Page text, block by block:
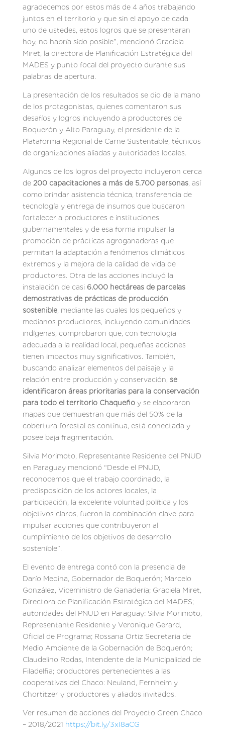
agradecemos por estos más de 4 años trabajando
juntos en el territorio y que sin el apoyo de cada
uno de ustedes, estos logros que se presentaran
hoy, no habría sido posible”, mencionó Graciela
Miret, la directora de Planificación Estratégica del
MADES y punto focal del proyecto durante sus
palabras de apertura.
La presentación de los resultados se dio de la mano
de los protagonistas, quienes comentaron sus
desafíos y logros incluyendo a productores de
Boquerón y Alto Paraguay, el presidente de la
Plataforma Regional de Carne Sustentable, técnicos
de organizaciones aliadas y autoridades locales.
Algunos de los logros del proyecto incluyeron cerca
de 200 capacitaciones a más de 5.700 personas, así
como brindar asistencia técnica, transferencia de
tecnología y entrega de insumos que buscaron
fortalecer a productores e instituciones
gubernamentales y de esa forma impulsar la
promoción de prácticas agroganaderas que
permitan la adaptación a fenómenos climáticos
extremos y la mejora de la calidad de vida de
productores. Otra de las acciones incluyó la
instalación de casi 6.000 hectáreas de parcelas
demostrativas de prácticas de producción
sostenible, mediante las cuales los pequeños y
medianos productores, incluyendo comunidades
indígenas, comprobaron que, con tecnología
adecuada a la realidad local, pequeñas acciones
tienen impactos muy significativos. También,
buscando analizar elementos del paisaje y la
relación entre producción y conservación, se
identificaron áreas prioritarias para la conservación
para todo el territorio Chaqueñoy se elaboraron
mapas que demuestran que más del 50% de la
cobertura forestal es continua, está conectada y
posee baja fragmentación.
Silvia Morimoto, Representante Residente del PNUD
en Paraguay mencionó “Desde el PNUD,
reconocemos que el trabajo coordinado, la
predisposición de los actores locales, la
participación, la excelente voluntad política y los
objetivos claros, fueron la combinación clave para
impulsar acciones que contribuyeron al
cumplimiento de los objetivos de desarrollo
sostenible”.
El evento de entrega contó con la presencia de
Darío Medina, Gobernador de Boquerón; Marcelo
González, Viceministro de Ganadería; Graciela Miret,
Directora de Planificación Estratégica del MADES;
autoridades del PNUD en Paraguay: Silvia Morimoto,
Representante Residente y Veronique Gerard,
Oficial de Programa; Rossana Ortiz Secretaria de
Medio Ambiente de la Gobernación de Boquerón;
Claudelino Rodas, Intendente de la Municipalidad de
Filadelfia; productores pertenecientes a las
cooperativas del Chaco: Neuland, Fernheim y
Chortitzer y productores y aliados invitados.
Ver resumen de acciones del Proyecto Green Chaco
– 2018/2021 https://bit.ly/3xI8aCG